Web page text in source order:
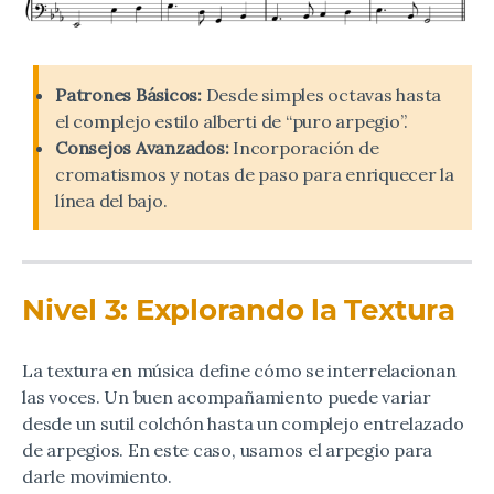
Patrones Básicos:Desde simples octavas hasta
el complejo estilo alberti de “puro arpegio”.
Consejos Avanzados:Incorporación de
cromatismos y notas de paso para enriquecer la
línea del bajo.
Nivel 3: Explorando la Textura
La textura en música define cómo se interrelacionan
las voces. Un buen acompañamiento puede variar
desde un sutil colchón hasta un complejo entrelazado
de arpegios. En este caso, usamos el arpegio para
darle movimiento.